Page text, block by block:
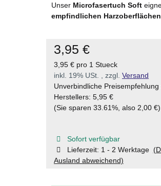
Unser Microfasertuch Soft
empfindlichen
3,95 €
3,95 € pro 1 Stueck
inkl. 19% USt. , zzgl. Versand
Unverbindliche Preisempfehlung
Herstellers: 5,95 €
(Sie sparen 33.61% , also 2,00 €)
Sofort verfügbar
Lieferzeit: 1 - 2 Werktage
Ausland abweichend)